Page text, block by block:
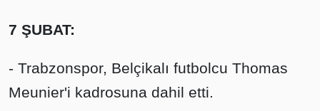
7 ŞUBAT:
- Trabzonspor, Belçikalı futbolcu Thomas
Meunier'i kadrosuna dahil etti.